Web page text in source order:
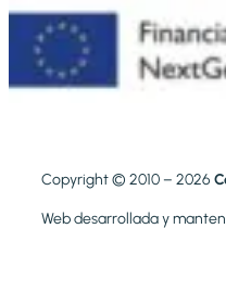
Copyright © 2010 – 2026
Web desarrollada y